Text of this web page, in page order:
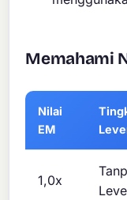
Memahami
Nilai
EM
1,0x